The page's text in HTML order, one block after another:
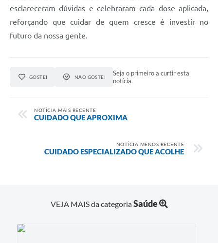
esclareceram dúvidas e celebraram cada dose aplicada,
reforçando que cuidar de quem cresce é investir no
futuro da nossa gente.
GOSTEI NÃO GOSTEI
Seja o primeiro a curtir esta
notícia.
NOTÍCIA MAIS RECENTE
CUIDADO QUE APROXIMA
NOTÍCIA MENOS RECENTE
CUIDADO ESPECIALIZADO QUE ACOLHE
VEJA MAIS da categoriaSaúde